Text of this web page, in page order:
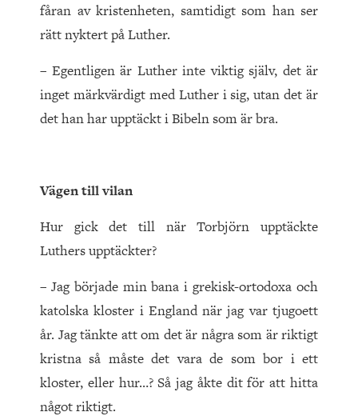
fåran av kristenheten, samtidigt som han ser
rätt nyktert på Luther.
– Egentligen är Luther inte viktig själv, det är
inget märkvärdigt med Luther i sig, utan det är
det han har upptäckt i Bibeln som är bra.
Vägen till vilan
Hur gick det till när Torbjörn upptäckte
Luthers upptäckter?
– Jag började min bana i grekisk-ortodoxa och
katolska kloster i England när jag var tjugoett
år. Jag tänkte att om det är några som är riktigt
kristna så måste det vara de som bor i ett
kloster, eller hur…? Så jag åkte dit för att hitta
något riktigt.